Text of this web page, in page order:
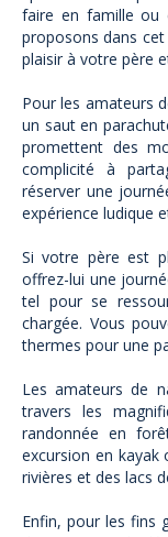
faire en famille ou
proposons dans
plaisir à votre père
Pour les amateurs
un saut en
promettent des
complicité à
réserver une
expérience ludique
Si votre père est
offrez-lui une
tel pour se
chargée. Vous
thermes pour une
Les amateurs de
travers les
randonnée en
excursion en kayak
rivières et des lacs
Enfin, pour les fins